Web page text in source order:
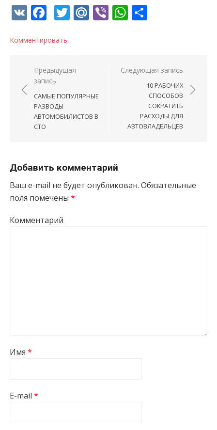
VK Facebook
Twitter
Mail.Ru
ViberWhatsApp
Комментировать
Навигация по записям
Предыдущая
запись
САМЫЕ ПОПУЛЯРНЫЕ
РАЗВОДЫ
АВТОМОБИЛИСТОВ В
СТО
Следующая запись
10 РАБОЧИХ
СПОСОБОВ
СОКРАТИТЬ
РАСХОДЫ ДЛЯ
АВТОВЛАДЕЛЬЦЕВ
Добавить комментарий
Ваш e-mail не будет опубликован. Обязательные
поля помечены *
Комментарий
Имя *
E-mail *